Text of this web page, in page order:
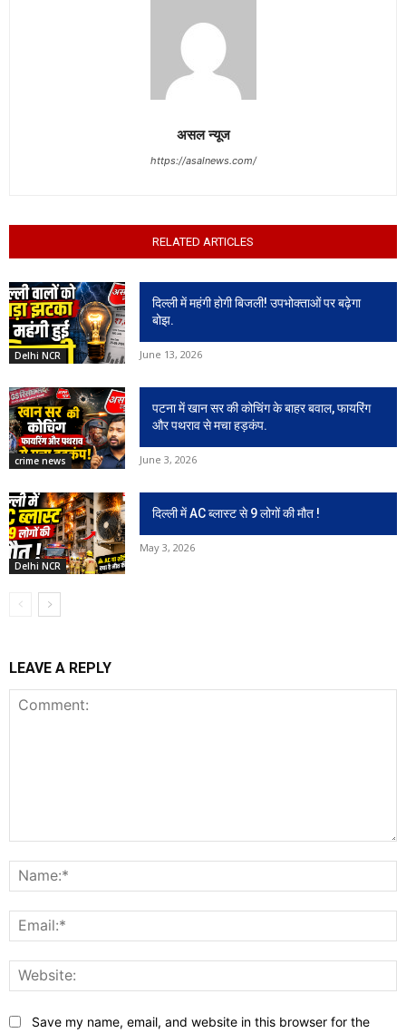
असल न्यूज
https://asalnews.com/
RELATED ARTICLES
Delhi NCR
दिल्ली में महंगी होगी बिजली! उपभोक्ताओं पर बढ़ेगा
बोझ.
June 13, 2026
crime news
पटना में खान सर की कोचिंग के बाहर बवाल, फायरिंग
और पथराव से मचा हड़कंप.
June 3, 2026
Delhi NCR
दिल्ली में AC ब्लास्ट से 9 लोगों की मौत !
May 3, 2026
LEAVE A REPLY
Save my name, email, and website in this browser for the